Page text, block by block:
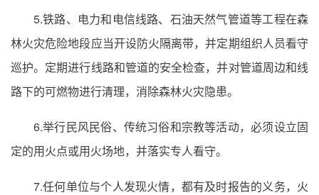
5.铁路、电力和电信线路、石油天然气管道等工程在森
林火灾危险地段应当开设防火隔离带，并定期组织人员看守
巡护。定期进行线路和管道的安全检查，并对管道周边和线
路下的可燃物进行清理，消除森林火灾隐患。
6.举行民风民俗、传统习俗和宗教等活动，必须设立固
定的用火点或用火场地，并落实专人看守。
7.任何单位与个人发现火情，都有及时报告的义务，火